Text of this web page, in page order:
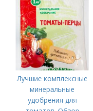
Лучшие комплексные
минеральные
удобрения для